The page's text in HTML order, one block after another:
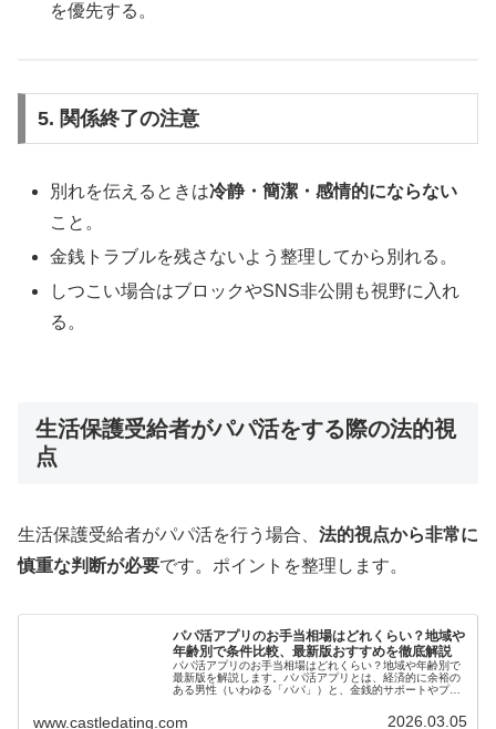
を優先する。
5. 関係終了の注意
別れを伝えるときは冷静・簡潔・感情的にならない
こと。
金銭トラブルを残さないよう整理してから別れる。
しつこい場合はブロックやSNS非公開も視野に入れ
る。
生活保護受給者がパパ活をする際の法的視
点
生活保護受給者がパパ活を行う場合、 法的視点から非常に
慎重な判断が必要です。ポイントを整理します。
パパ活アプリのお手当相場はどれくらい？地域や
年齢別で条件比較、最新版おすすめを徹底解説
パパ活アプリのお手当相場はどれくらい？地域や年齢別で
最新版を解説します。パパ活アプリとは、経済的に余裕の
ある男性（いわゆる「パパ」）と、金銭的サポートやプレ
www.castledating.com 2026.03.05